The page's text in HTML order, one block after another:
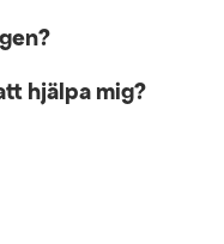
hjälpa mig?